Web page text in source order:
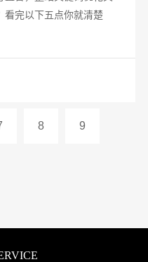
看完以下五点你就清楚
8 9